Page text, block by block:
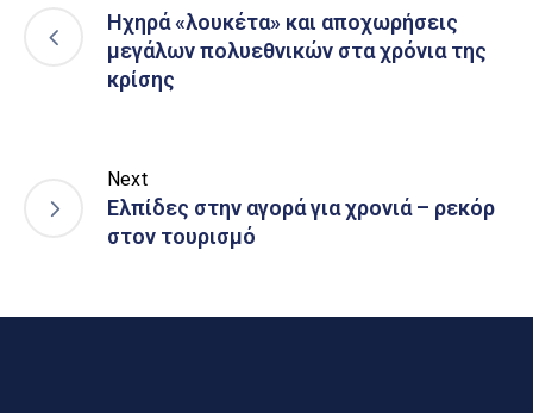
Ηχηρά «λουκέτα» και αποχωρήσεις
μεγάλων πολυεθνικών στα χρόνια της
κρίσης
Next
Ελπίδες στην αγορά για χρονιά – ρεκόρ
στον τουρισμό